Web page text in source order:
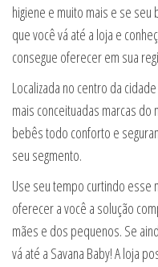
higiene e muito mais e se
que você vá até a loja e
consegue oferecer em sua
Localizada no centro da
mais conceituadas marcas do
bebês todo conforto e
seu segmento.
Use seu tempo curtindo esse
oferecer a você a solução
mães e dos pequenos. Se
vá até a Savana Baby! A loja